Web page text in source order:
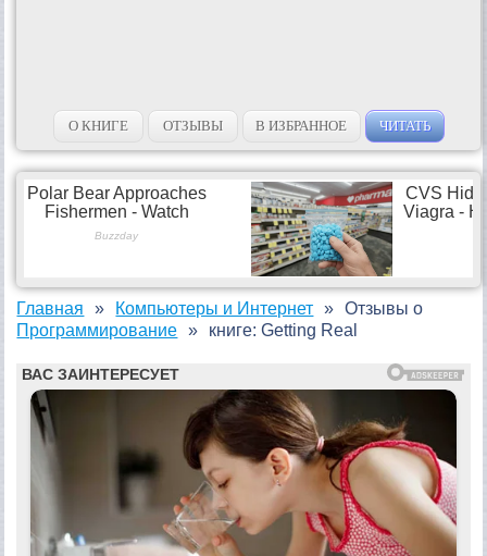
О КНИГЕ ОТЗЫВЫ В ИЗБРАННОЕ ЧИТАТЬ
Главная
Компьютеры и Интернет
Программирование
Отзывы о
книге: Getting Real